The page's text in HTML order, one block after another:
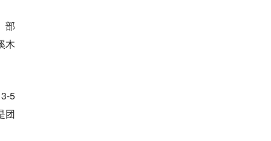
部
木
5
团